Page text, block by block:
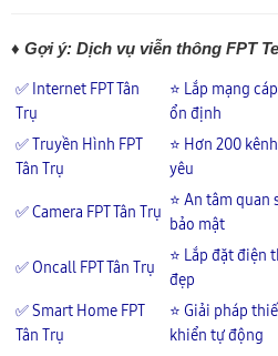
♦ Gợi ý: Dịch vụ viễn thông FPT
✅ Internet FPT Tân
Trụ
⭐ Lắp mạng
ổn định
✅ Truyền Hình FPT
Tân Trụ
⭐ Hơn 200
yêu
✅ Camera FPT Tân Trụ
⭐ An tâm quan
bảo mật
✅ Oncall FPT Tân Trụ
⭐ Lắp đặt điện
đẹp
✅ Smart Home FPT
Tân Trụ
⭐ Giải pháp
khiển tự động